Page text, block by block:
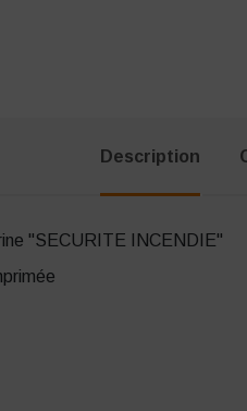
Description
"SECURITE INCENDIE"